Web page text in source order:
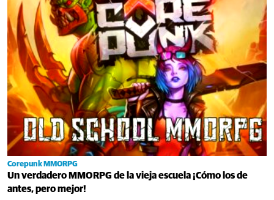
Corepunk MMORPG
Un verdadero MMORPG de la vieja escuela ¡Cómo los de
antes, pero mejor!